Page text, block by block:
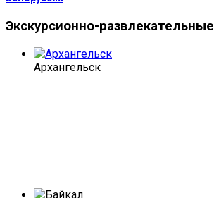
Экскурсионно-развлекательные
Архангельск